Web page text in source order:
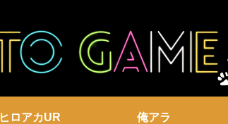
ヒロアカUR 俺アラ